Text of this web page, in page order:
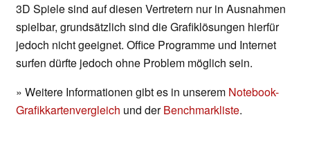
3D Spiele sind auf diesen Vertretern nur in Ausnahmen
spielbar, grundsätzlich sind die Grafiklösungen hierfür
jedoch nicht geeignet. Office Programme und Internet
surfen dürfte jedoch ohne Problem möglich sein.
» Weitere Informationen gibt es in unserem Notebook-
Grafikkartenvergleich und derBenchmarkliste.